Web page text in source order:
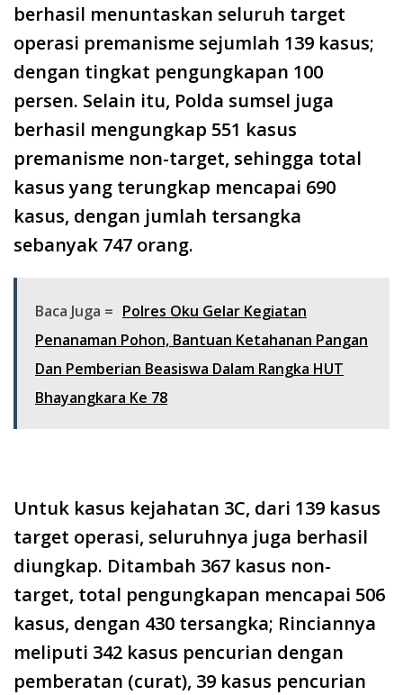
berhasil menuntaskan seluruh target
operasi premanisme sejumlah 139 kasus;
dengan tingkat pengungkapan 100
persen. Selain itu, Polda sumsel juga
berhasil mengungkap 551 kasus
premanisme non-target, sehingga total
kasus yang terungkap mencapai 690
kasus, dengan jumlah tersangka
sebanyak 747 orang.
Baca Juga = Polres Oku Gelar Kegiatan
Penanaman Pohon, Bantuan Ketahanan Pangan
Dan Pemberian Beasiswa Dalam Rangka HUT
Bhayangkara Ke 78
Untuk kasus kejahatan 3C, dari 139 kasus
target operasi, seluruhnya juga berhasil
diungkap. Ditambah 367 kasus non-
target, total pengungkapan mencapai 506
kasus, dengan 430 tersangka; Rinciannya
meliputi 342 kasus pencurian dengan
pemberatan (curat), 39 kasus pencurian